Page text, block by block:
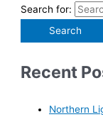
Search for:
Recent
Northern